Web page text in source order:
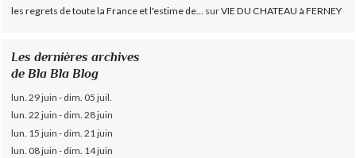
les regrets de toute la France et l'estime de...
surVIE DU CHATEAU à FERNEY
Les dernières archives
de Bla Bla Blog
lun. 29 juin - dim. 05 juil.
lun. 22 juin - dim. 28 juin
lun. 15 juin - dim. 21 juin
lun. 08 juin - dim. 14 juin